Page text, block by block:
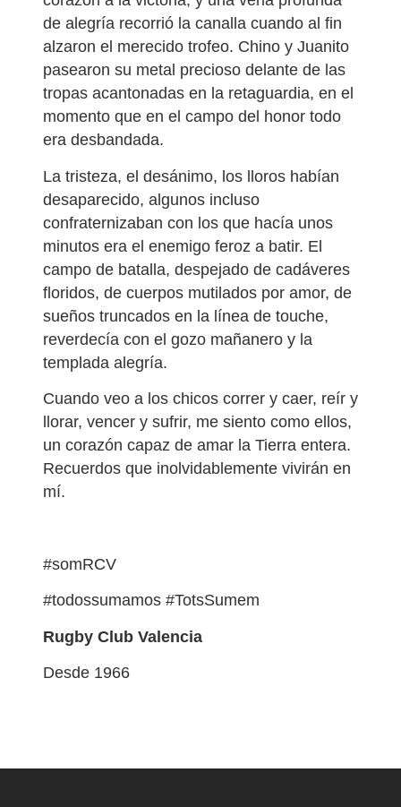
de alegría recorrió la canalla cuando al fin
alzaron el merecido trofeo. Chino y Juanito
pasearon su metal precioso delante de las
tropas acantonadas en la retaguardia, en el
momento que en el campo del honor todo
era desbandada.
La tristeza, el desánimo, los lloros habían
desaparecido, algunos incluso
confraternizaban con los que hacía unos
minutos era el enemigo feroz a batir. El
campo de batalla, despejado de cadáveres
floridos, de cuerpos mutilados por amor, de
sueños truncados en la línea de touche,
reverdecía con el gozo mañanero y la
templada alegría.
Cuando veo a los chicos correr y caer, reír y
llorar, vencer y sufrir, me siento como ellos,
un corazón capaz de amar la Tierra entera.
Recuerdos que inolvidablemente vivirán en
mí.
#somRCV
#todossumamos #TotsSumem
Rugby Club Valencia
Desde 1966